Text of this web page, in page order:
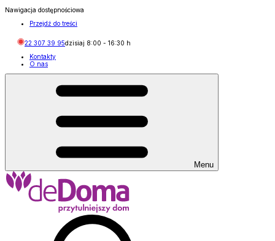
Nawigacja dostępnościowa
Przejdź do treści
22 307 39 95dzisiaj 8:00 - 16:30 h
Kontakty
O nas
Menu